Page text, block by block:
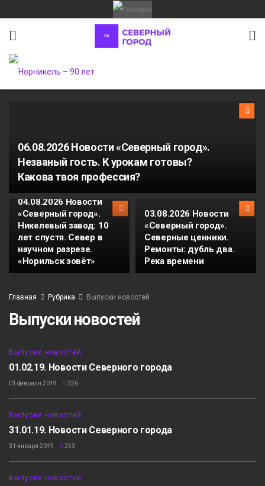
06.08.2026 Новости «Северный город».
Незваный гость. К урокам готовы?
Какова твоя профессия?
04.08.2026 Новости
«Северный город».
Никелевый завод: 10
лет спустя. Север в
научном разрезе.
«Норильск зовёт»
03.08.2026 Новости
«Северный город».
Северные ценники.
Ремонты: дубль два.
Река времени
Главная Рубрика Выпуски новостей
Выпуски новостей
Выпуски новостей
01.02.19. Новости Северного города
01 февраля 2019 226
15:59
Выпуски новостей
31.01.19. Новости Северного города
31 января 2019 253
19:01
Выпуски новостей